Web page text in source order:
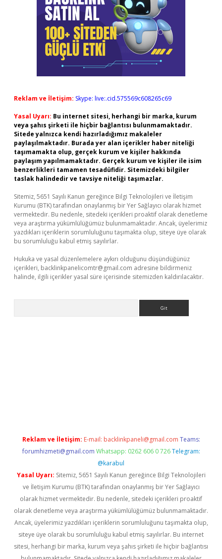
Reklam ve İletişim: Skype: live:.cid.575569c608265c69
Yasal Uyarı: Bu internet sitesi, herhangi bir marka, kurum
veya şahıs şirketi ile hiçbir bağlantısı bulunmamaktadır.
Sitede yalnızca kendi hazırladığımız makaleler
paylaşılmaktadır. Burada yer alan içerikler haber niteliği
taşımamakta olup, gerçek kurum ve kişiler hakkında
paylaşım yapılmamaktadır. Gerçek kurum ve kişiler ile isim
benzerlikleri tamamen tesadüfidir. Sitemizdeki bilgiler
taslak halindedir ve tavsiye niteliği taşımazlar.
Sitemiz, 5651 Sayılı Kanun gereğince Bilgi Teknolojileri ve İletişim
Kurumu (BTK) tarafından onaylanmış bir Yer Sağlayıcı olarak hizmet
vermektedir. Bu nedenle, sitedeki içerikleri proaktif olarak denetleme
veya araştırma yükümlülüğümüz bulunmamaktadır. Ancak, üyelerimiz
yazdıkları içeriklerin sorumluluğunu taşımakta olup, siteye üye olarak
bu sorumluluğu kabul etmiş sayılırlar.
Hukuka ve yasal düzenlemelere aykırı olduğunu düşündüğünüz
içerikleri, backlinkpanelicomtr@gmail.com adresine bildirmeniz
halinde, ilgili içerikler yasal süre içerisinde sitemizden kaldırılacaktır.
Reklam ve İletişim: E-mail: backlinkpaneli@gmail.com Teams:
forumhizmeti@gmail.com Whatsapp: 0262 606 0 726 Telegram:
@karabul
Yasal Uyarı: Sitemiz, 5651 Sayılı Kanun gereğince Bilgi Teknolojileri
ve İletişim Kurumu (BTK) tarafından onaylanmış bir Yer Sağlayıcı
olarak hizmet vermektedir. Bu nedenle, sitedeki içerikleri proaktif
olarak denetleme veya araştırma yükümlülüğümüz bulunmamaktadır.
Ancak, üyelerimiz yazdıkları içeriklerin sorumluluğunu taşımakta olup,
siteye üye olarak bu sorumluluğu kabul etmiş sayılırlar. Bu internet
sitesi, herhangi bir marka, kurum veya şahıs şirketi ile hiçbir bağlantısı